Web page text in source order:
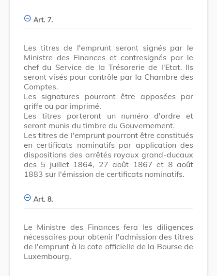
Art. 7.
Les titres de l'emprunt seront signés par le
Ministre des Finances et contresignés par le
chef du Service de la Trésorerie de l'Etat. Ils
seront visés pour contrôle par la Chambre des
Comptes.
Les signatures pourront être apposées par
griffe ou par imprimé.
Les titres porteront un numéro d'ordre et
seront munis du timbre du Gouvernement.
Les titres de l'emprunt pourront être constitués
en certificats nominatifs par application des
dispositions des arrêtés royaux grand-ducaux
des 5 juillet 1864, 27 août 1867 et 8 août
1883 sur l'émission de certificats nominatifs.
Art. 8.
Le Ministre des Finances fera les diligences
nécessaires pour obtenir l'admission des titres
de l'emprunt à la cote officielle de la Bourse de
Luxembourg.